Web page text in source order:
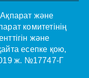
Ақпарат және
комитетінің
және
есепке қою,
ж. №17747-Г